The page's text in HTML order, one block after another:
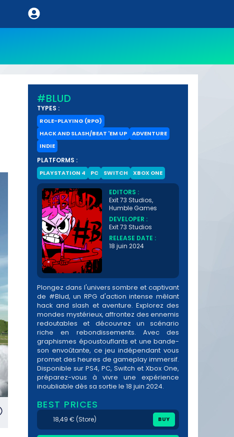
#BLUD
TYPES :
ROLE-PLAYING (RPG)
HACK AND SLASH/BEAT 'EM UP
ADVENTURE
INDIE
PLATFORMS :
PLAYSTATION 4 PC SWITCH XBOX ONE
EDITORS :
Exit 73 Studios,
Humble Games
DEVELOPER :
Exit 73 Studios
RELEASE DATE :
18 juin 2024
Plongez dans l'univers sombre et captivant
de #Blud, un RPG d'action intense mêlant
hack and slash et aventure. Explorez des
mondes mystérieux, affrontez des ennemis
redoutables et découvrez un scénario
riche en rebondissements. Avec des
graphismes époustouflants et une bande-
son envoûtante, ce jeu indépendant vous
promet des heures de gameplay immersif.
Disponible sur PS4, PC, Switch et Xbox One,
préparez-vous à vivre une expérience
inoubliable dès sa sortie le 18 juin 2024.
BEST PRICES
18,49 € (Store) BUY